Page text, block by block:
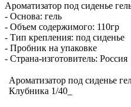
Ароматизатор под сиденье
- Основа: гель
- Объем содержимого: 110гр
- Тип крепления: под сиденье
- Пробник на упаковке
- Страна-изготовитель: Россия
Ароматизатор под сиденье
Клубника 1/40_